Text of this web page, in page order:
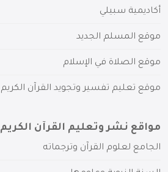
أكاديمية سبيلي
موقع المسلم الجديد
موقع الصلاة في الإسلام
موقع تعليم تفسير وتجويد القرآن الكريم
مواقع نشر وتعليم القرآن الكريم
الجامع لعلوم القرآن وترجماته